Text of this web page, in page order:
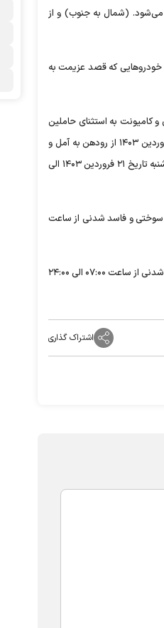
به سمت تهران یکطرفه اعمال می‌شود. (شمال به جنوب) و از
خودروهایی که قصد عزیمت به
کامیونت به استثنای حاملین
مواد سوختی و فاسد شدنی از ساعت ۰۶:۰۰ روز سه شنبه تاریخ ۲۱ فروردین ۱۴۰۳ الی ساعت ۰۲:۰۰ بامداد روز شنبه تاریخ ۲۵ فروردین ۱۴۰۳ از رودهن به آمل و
بالعکس ممنوع است. و در صورت افزایش حجم ترافیک و صلاحدید مأمورین پلیس راه محدودیت یکطرفه مقطعی از روز سه شنبه تاریخ ۲۱ فروردین ۱۴۰۳ الی
سوختی و فاسد شدنی از ساعت
وی درباره تردد در در محور آستارا-اردبیل و بالعکس گفت: تردد انواع تریلرها و کامیون‌ها به استثنای حاملین مواد سوختی و فاسد شدنی از ساعت ۰۷:۰۰ الی ۲۴:۰۰
اشتراک گذاری